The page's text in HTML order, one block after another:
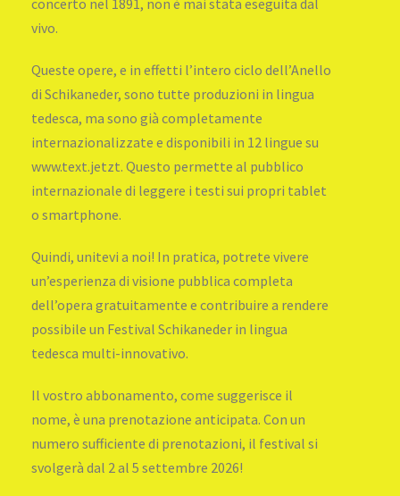
concerto nel 1891, non è mai stata eseguita dal
vivo.
Queste opere, e in effetti l’intero ciclo dell’Anello
di Schikaneder, sono tutte produzioni in lingua
tedesca, ma sono già completamente
internazionalizzate e disponibili in 12 lingue su
www.text.jetzt. Questo permette al pubblico
internazionale di leggere i testi sui propri tablet
o smartphone.
Quindi, unitevi a noi! In pratica, potrete vivere
un’esperienza di visione pubblica completa
dell’opera gratuitamente e contribuire a rendere
possibile un Festival Schikaneder in lingua
tedesca multi-innovativo.
Il vostro abbonamento, come suggerisce il
nome, è una prenotazione anticipata. Con un
numero sufficiente di prenotazioni, il festival si
svolgerà dal 2 al 5 settembre 2026!